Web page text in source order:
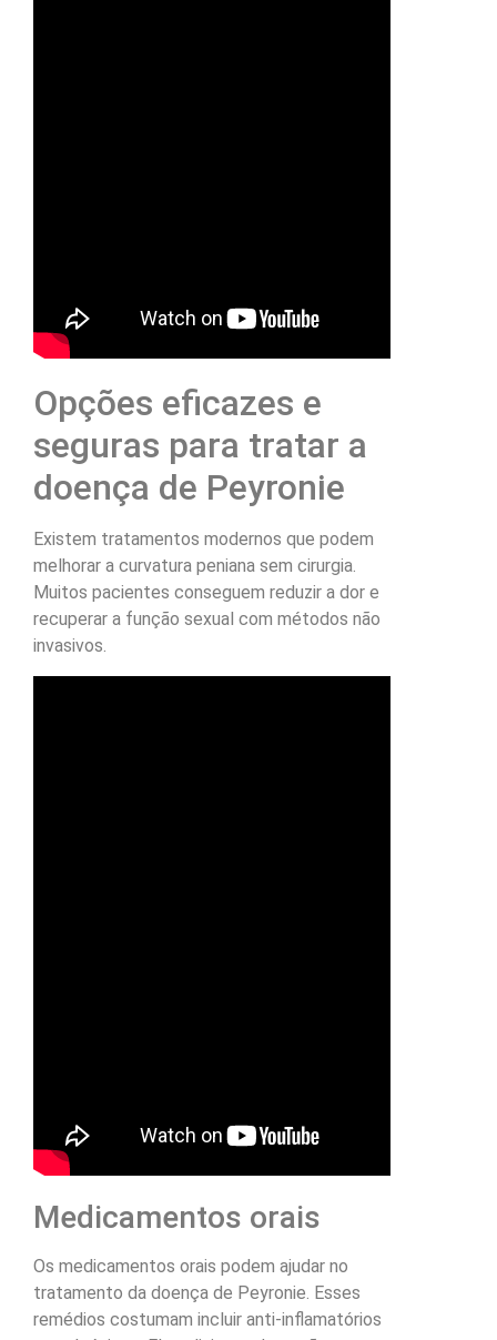
Opções eficazes e
seguras para tratar a
doença de Peyronie
Existem tratamentos modernos que podem
melhorar a curvatura peniana sem cirurgia.
Muitos pacientes conseguem reduzir a dor e
recuperar a função sexual com métodos não
invasivos.
Medicamentos orais
Os medicamentos orais podem ajudar no
tratamento da doença de Peyronie. Esses
remédios costumam incluir anti-inflamatórios